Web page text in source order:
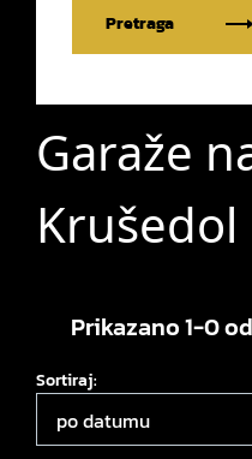
Pretraga
Garaže
Krušedol
Prikazano 1-0
Sortiraj:
po datumu